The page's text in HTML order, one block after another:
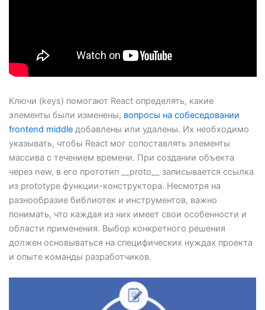
Ключи (keys) помогают React определять, какие
элементы были изменены, вопросы на собеседовании
frontend middleдобавлены или удалены. Их необходимо
указывать, чтобы React мог сопоставлять элементы
массива с течением времени. При создании объекта
через new, в его прототип __proto__ записывается ссылка
из prototype функции-конструктора. Несмотря на
разнообразие библиотек и инструментов, важно
понимать, что каждая из них имеет свои особенности и
области применения. Выбор конкретного решения
должен основываться на специфических нуждах проекта
и опыте команды разработчиков.